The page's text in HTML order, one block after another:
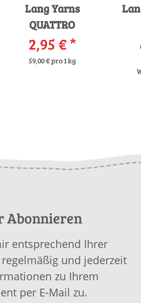
Lang Yarns
QUATTRO
2,95 €*
59,00 € pro 1 kg
Abonnieren
entsprechend Ihrer
und jederzeit
zu Ihrem
per E-Mail zu.